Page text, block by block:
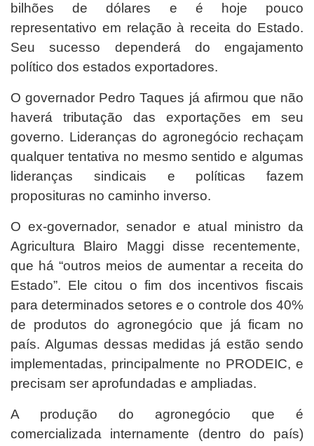
bilhões de dólares e é hoje pouco
representativo em relação à receita do Estado.
Seu sucesso dependerá do engajamento
político dos estados exportadores.
O governador Pedro Taques já afirmou que não
haverá tributação das exportações em seu
governo. Lideranças do agronegócio rechaçam
qualquer tentativa no mesmo sentido e algumas
lideranças sindicais e políticas fazem
proposituras no caminho inverso.
O ex-governador, senador e atual ministro da
Agricultura Blairo Maggi disse recentemente,
que há “outros meios de aumentar a receita do
Estado”. Ele citou o fim dos incentivos fiscais
para determinados setores e o controle dos 40%
de produtos do agronegócio que já ficam no
país. Algumas dessas medidas já estão sendo
implementadas, principalmente no PRODEIC, e
precisam ser aprofundadas e ampliadas.
A produção do agronegócio que é
comercializada internamente (dentro do país)